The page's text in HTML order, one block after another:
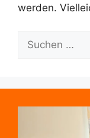
werden.
nach: